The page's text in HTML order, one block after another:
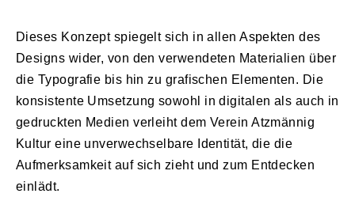
Dieses Konzept spiegelt sich in allen Aspekten des
Designs wider, von den verwendeten Materialien über
die Typografie bis hin zu grafischen Elementen. Die
konsistente Umsetzung sowohl in digitalen als auch in
gedruckten Medien verleiht dem Verein Atzmännig
Kultur eine unverwechselbare Identität, die die
Aufmerksamkeit auf sich zieht und zum Entdecken
einlädt.